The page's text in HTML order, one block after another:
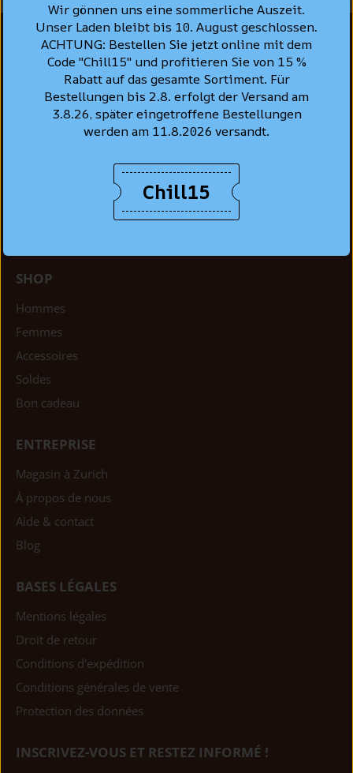
Oberdorfstrasse 22
CH-8001 Zurich
+41 44 261 91 22
hello@struuss.ch
Mar - ven: 10 h 00 - 18 h 30
Sam: 10 h 00 - 16 h 30
SHOP
Hommes
Femmes
Accessoires
Soldes
Bon cadeau
ENTREPRISE
Magasin à Zurich
À propos de nous
Aide & contact
Blog
BASES LÉGALES
Mentions légales
Droit de retour
Conditions d'expédition
Conditions générales de vente
Protection des données
INSCRIVEZ-VOUS ET RESTEZ INFORMÉ !
Wir gönnen uns eine sommerliche Auszeit.
Unser Laden bleibt bis 10. August geschlossen.
ACHTUNG: Bestellen Sie jetzt online mit dem
Code "Chill15" und profitieren Sie von 15 %
Rabatt auf das gesamte Sortiment. Für
Bestellungen bis 2.8. erfolgt der Versand am
3.8.26, später eingetroffene Bestellungen
werden am 11.8.2026 versandt.
Chill15